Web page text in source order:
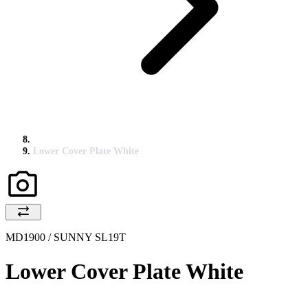
Lower Cover Plate White
MD1900 / SUNNY SL19T
Lower Cover Plate White